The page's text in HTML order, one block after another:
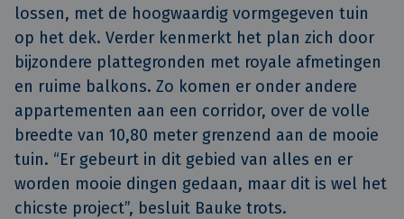
lossen, met de hoogwaardig vormgegeven tuin
op het dek. Verder kenmerkt het plan zich door
bijzondere plattegronden met royale afmetingen
en ruime balkons. Zo komen er onder andere
appartementen aan een corridor, over de volle
breedte van 10,80 meter grenzend aan de mooie
tuin. “Er gebeurt in dit gebied van alles en er
worden mooie dingen gedaan, maar dit is wel het
chicste project”, besluit Bauke trots.